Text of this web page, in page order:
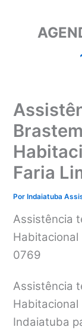
Faria
Por Indaiatuba
Assistência
Habitacional
0769
Assistência
Habitacional
Indaiatuba